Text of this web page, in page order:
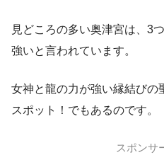
見どころの多い奥津宮は、3
強いと言われています。
女神と龍の力が強い縁結びの
スポット！でもあるのです。
スポンサ